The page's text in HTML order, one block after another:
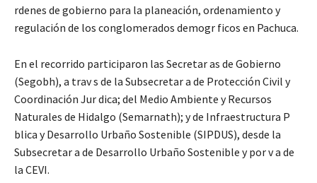
rdenes de gobierno para la planeación, ordenamiento y
regulación de los conglomerados demogr ficos en Pachuca.
En el recorrido participaron las Secretar as de Gobierno
(Segobh), a trav s de la Subsecretar a de Protección Civil y
Coordinación Jur dica; del Medio Ambiente y Recursos
Naturales de Hidalgo (Semarnath); y de Infraestructura P
blica y Desarrollo Urbaño Sostenible (SIPDUS), desde la
Subsecretar a de Desarrollo Urbaño Sostenible y por v a de
la CEVI.